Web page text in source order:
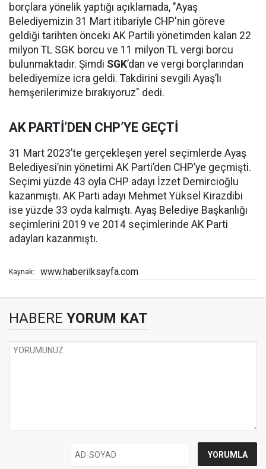
borçlara yönelik yaptığı açıklamada, "Ayaş
Belediyemizin 31 Mart itibariyle CHP'nin göreve
geldiği tarihten önceki AK Partili yönetimden kalan 22
milyon TL SGK borcu ve 11 milyon TL vergi borcu
bulunmaktadır. Şimdi SGK’dan ve vergi borçlarından
belediyemize icra geldi. Takdirini sevgili Ayaş’lı
hemşerilerimize bırakıyoruz" dedi.
AK PARTİ’DEN CHP’YE GEÇTİ
31 Mart 2023’te gerçekleşen yerel seçimlerde Ayaş
Belediyesi’nin yönetimi AK Parti’den CHP’ye geçmişti.
Seçimi yüzde 43 oyla CHP adayı İzzet Demircioğlu
kazanmıştı. AK Parti adayı Mehmet Yüksel Kirazdibi
ise yüzde 33 oyda kalmıştı. Ayaş Belediye Başkanlığı
seçimlerini 2019 ve 2014 seçimlerinde AK Parti
adayları kazanmıştı.
Kaynak: www.haberilksayfa.com
HABERE YORUM KAT